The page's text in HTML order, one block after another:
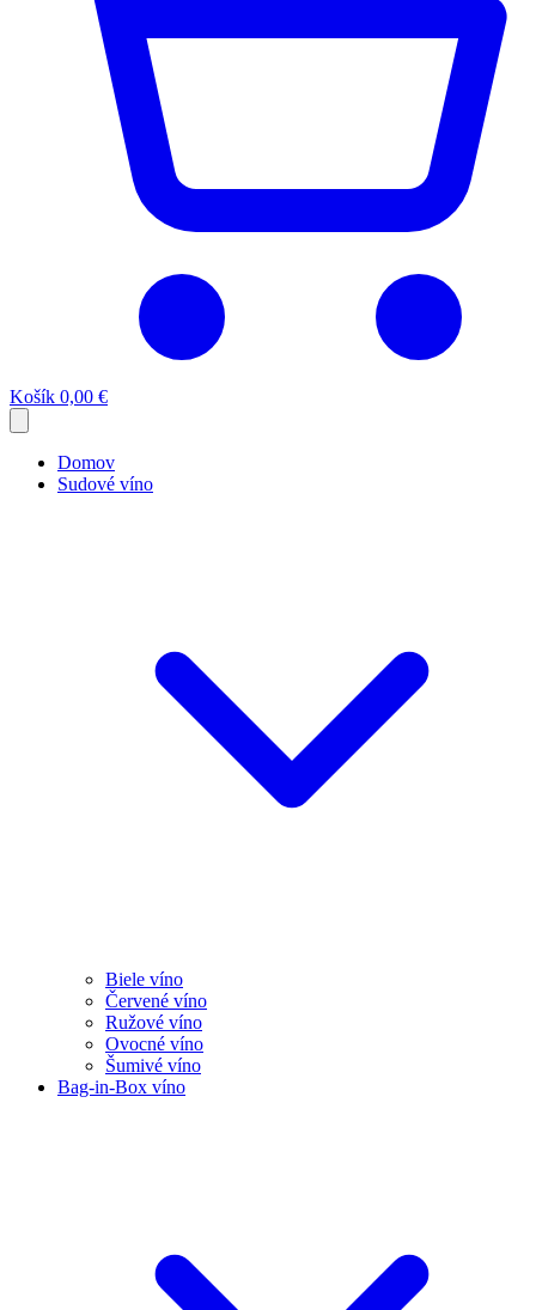
Košík 0,00 €
Domov
Sudové víno
Biele víno
Červené víno
Ružové víno
Ovocné víno
Šumivé víno
Bag-in-Box víno